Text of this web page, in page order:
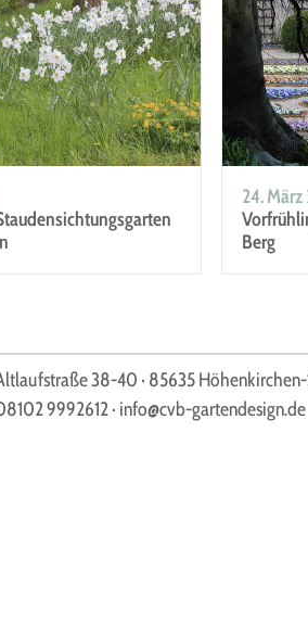
24. März
Berg
38-40 · 85635
9992612· info@cvb-gartendesign.de